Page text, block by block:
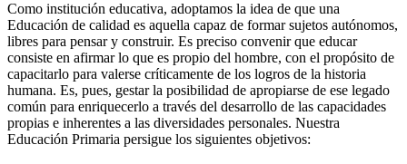
Como institución educativa, adoptamos la idea de que una
Educación de calidad es aquella capaz de formar sujetos autónomos,
libres para pensar y construir. Es preciso convenir que educar
consiste en afirmar lo que es propio del hombre, con el propósito de
capacitarlo para valerse críticamente de los logros de la historia
humana. Es, pues, gestar la posibilidad de apropiarse de ese legado
común para enriquecerlo a través del desarrollo de las capacidades
propias e inherentes a las diversidades personales. Nuestra
Educación Primaria persigue los siguientes objetivos: